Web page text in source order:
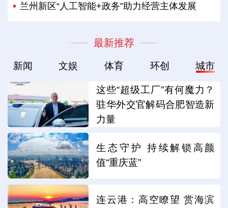
兰州新区“人工智能+政务”助力经营主体发展
最新推荐
新闻 文娱 体育 环创 城市
这些“超级工厂”有何魔力？
驻华外交官解码合肥智造新
力量
生态守护 持续解锁高颜
值“重庆蓝”
连云港：高空瞭望 赏海滨